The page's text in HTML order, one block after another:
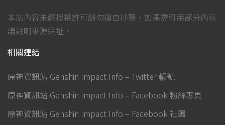
本站內容未經授權許可請勿擅自抄襲，如果需引用部分內容
請註明來源網址。
相關連結
原神資訊站 Genshin Impact Info – Twitter 帳號
原神資訊站 Genshin Impact Info – Facebook 粉絲專頁
原神資訊站 Genshin Impact Info – Facebook 社團